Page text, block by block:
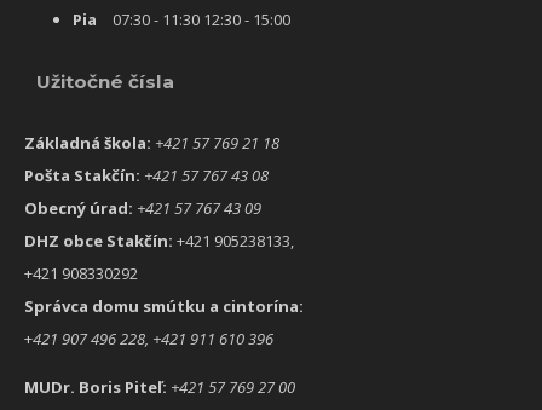
Pia 07:30 - 11:30 12:30 - 15:00
Užitočné čísla
Základná škola: +421 57 769 21 18
Pošta Stakčín: +421 57 767 43 08
Obecný úrad: +421 57 767 43 09
DHZ obce Stakčín: +421 905238133,
+421 908330292
Správca domu smútku a cintorína:
+421 907 496 228, +421 911 610 396
MUDr. Boris Piteľ: +421 57 769 27 00